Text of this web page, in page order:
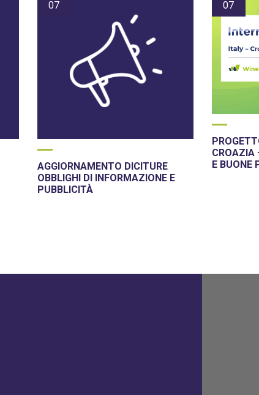
07
AGGIORNAMENTO DICITURE
OBBLIGHI DI INFORMAZIONE E
PUBBLICITÀ
07
CROAZIA
E BUONE